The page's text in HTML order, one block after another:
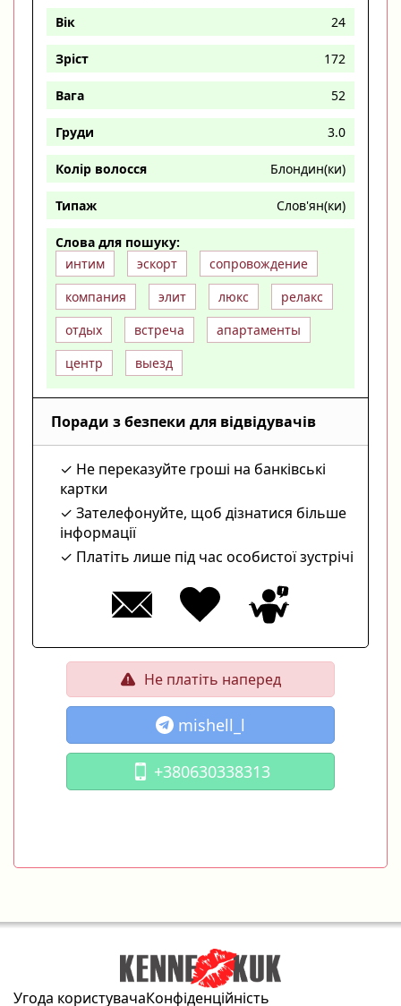
Вік 24
Зріст 172
Вага 52
Груди 3.0
Колір волосся Блондин(ки)
Типаж Слов'ян(ки)
Слова для пошуку:
интим
эскорт
сопровождение
компания
элит люкс
релакс
отдых
встреча
апартаменты
центр
выезд
Поради з безпеки для відвідувачів
Не переказуйте гроші на банківські
картки
Зателефонуйте, щоб дізнатися більше
інформації
Платіть лише під час особистої зустрічі
Не платіть наперед
mishell_l
+380630338313
Угода користувачаКонфіденційність